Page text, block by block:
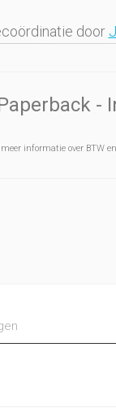
door
-
meer informatie over BTW